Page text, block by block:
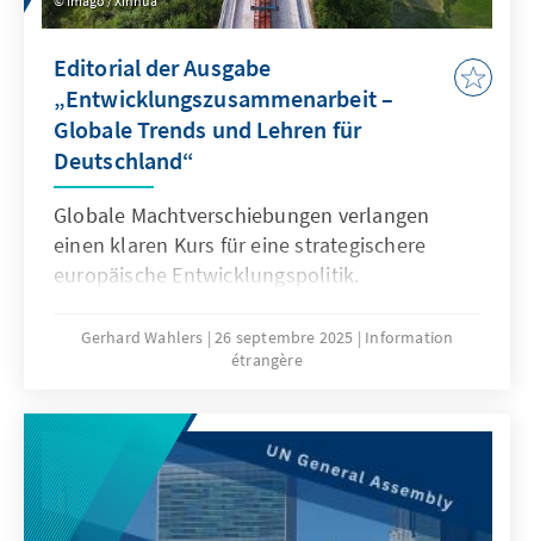
Editorial der Ausgabe
„Entwicklungszusammenarbeit –
Globale Trends und Lehren für
Deutschland“
Globale Machtverschiebungen verlangen
einen klaren Kurs für eine strategischere
europäische Entwicklungspolitik.
Gerhard Wahlers 26 septembre 2025
Information
étrangère